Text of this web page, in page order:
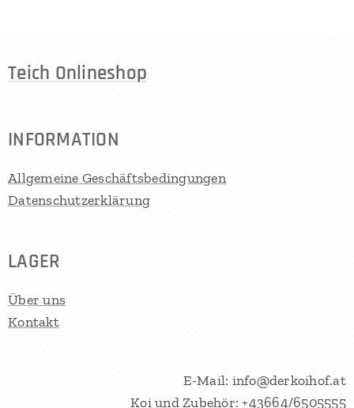
Teich Onlineshop
INFORMATION
Allgemeine Geschäftsbedingungen
Datenschutzerklärung
LAGER
Über uns
Kontakt
E-Mail: info@derkoihof.at
Koi und Zubehör: +43664/6505555